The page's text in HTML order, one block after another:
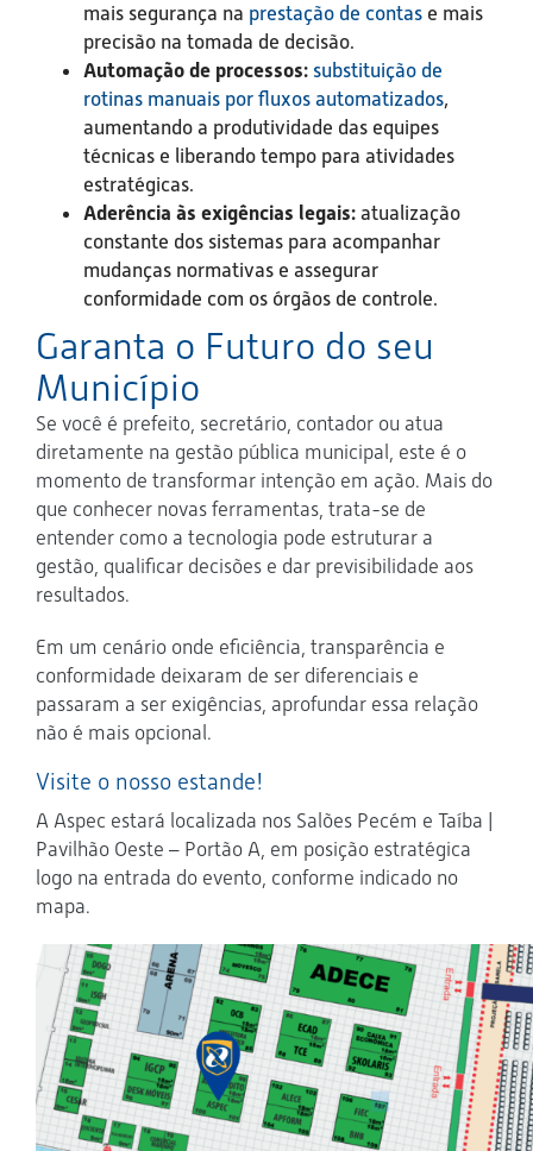
mais segurança na prestação de contas e mais
precisão na tomada de decisão.
Automação de processos: substituição de
rotinas manuais por fluxos automatizados,
aumentando a produtividade das equipes
técnicas e liberando tempo para atividades
estratégicas.
Aderência às exigências legais: atualização
constante dos sistemas para acompanhar
mudanças normativas e assegurar
conformidade com os órgãos de controle.
Garanta o Futuro do seu
Município
Se você é prefeito, secretário, contador ou atua
diretamente na gestão pública municipal, este é o
momento de transformar intenção em ação. Mais do
que conhecer novas ferramentas, trata-se de
entender como a tecnologia pode estruturar a
gestão, qualificar decisões e dar previsibilidade aos
resultados.
Em um cenário onde eficiência, transparência e
conformidade deixaram de ser diferenciais e
passaram a ser exigências, aprofundar essa relação
não é mais opcional.
Visite o nosso estande!
A Aspec estará localizada nos Salões Pecém e Taíba |
Pavilhão Oeste – Portão A, em posição estratégica
logo na entrada do evento, conforme indicado no
mapa.